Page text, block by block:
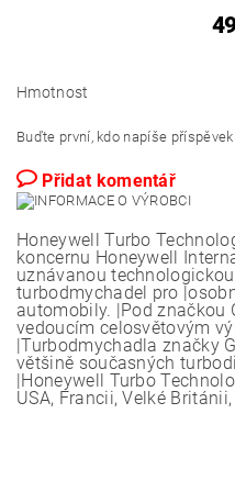
Hmotnost
Buďte první, kdo napíše
Přidat komentář
Honeywell Turbo
koncernu Honeywell
uznávanou
turbodmychadel pro
automobily. |Pod značkou
vedoucím celosvětovým
|Turbodmychadla značky
většině současných
|Honeywell Turbo
USA, Francii, Velké